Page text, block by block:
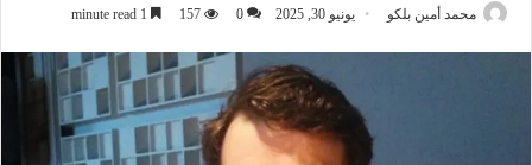
محمد أمين بلكو يونيو 30, 2025 0
157